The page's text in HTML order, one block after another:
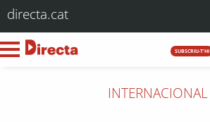
directa.cat
SUBSCRIU-T'HI
INTERNACIONAL